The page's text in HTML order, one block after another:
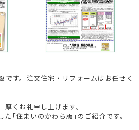
です。注文住宅・リフォームはお任せく
くお礼申し上げます。
｢住まいのかわら版｣のご紹介です。